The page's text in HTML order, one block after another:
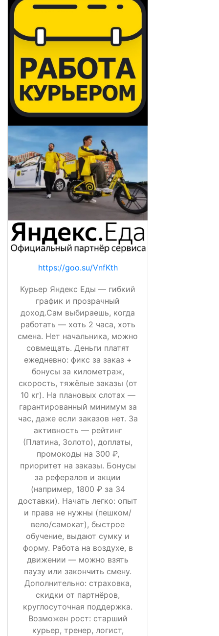
https://goo.su/VnfKth
Курьер Яндекс Еды — гибкий
график и прозрачный
доход.Сам выбираешь, когда
работать — хоть 2 часа, хоть
смена. Нет начальника, можно
совмещать. Деньги платят
ежедневно: фикс за заказ +
бонусы за километраж,
скорость, тяжёлые заказы (от
10 кг). На плановых слотах —
гарантированный минимум за
час, даже если заказов нет. За
активность — рейтинг
(Платина, Золото), доплаты,
промокоды на 300 ₽,
приоритет на заказы. Бонусы
за рефералов и акции
(например, 1800 ₽ за 34
доставки). Начать легко: опыт
и права не нужны (пешком/
вело/самокат), быстрое
обучение, выдают сумку и
форму. Работа на воздухе, в
движении — можно взять
паузу или закончить смену.
Дополнительно: страховка,
скидки от партнёров,
круглосуточная поддержка.
Возможен рост: старший
курьер, тренер, логист,